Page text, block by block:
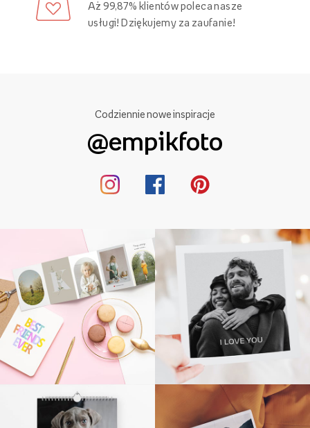
Aż 99,87% klientów poleca nasze
usługi! Dziękujemy za zaufanie!
Codziennie nowe inspiracje
@empikfoto